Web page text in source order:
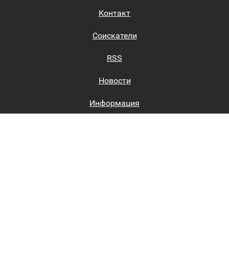
Контакт
Соискатели
RSS
Новости
Информация